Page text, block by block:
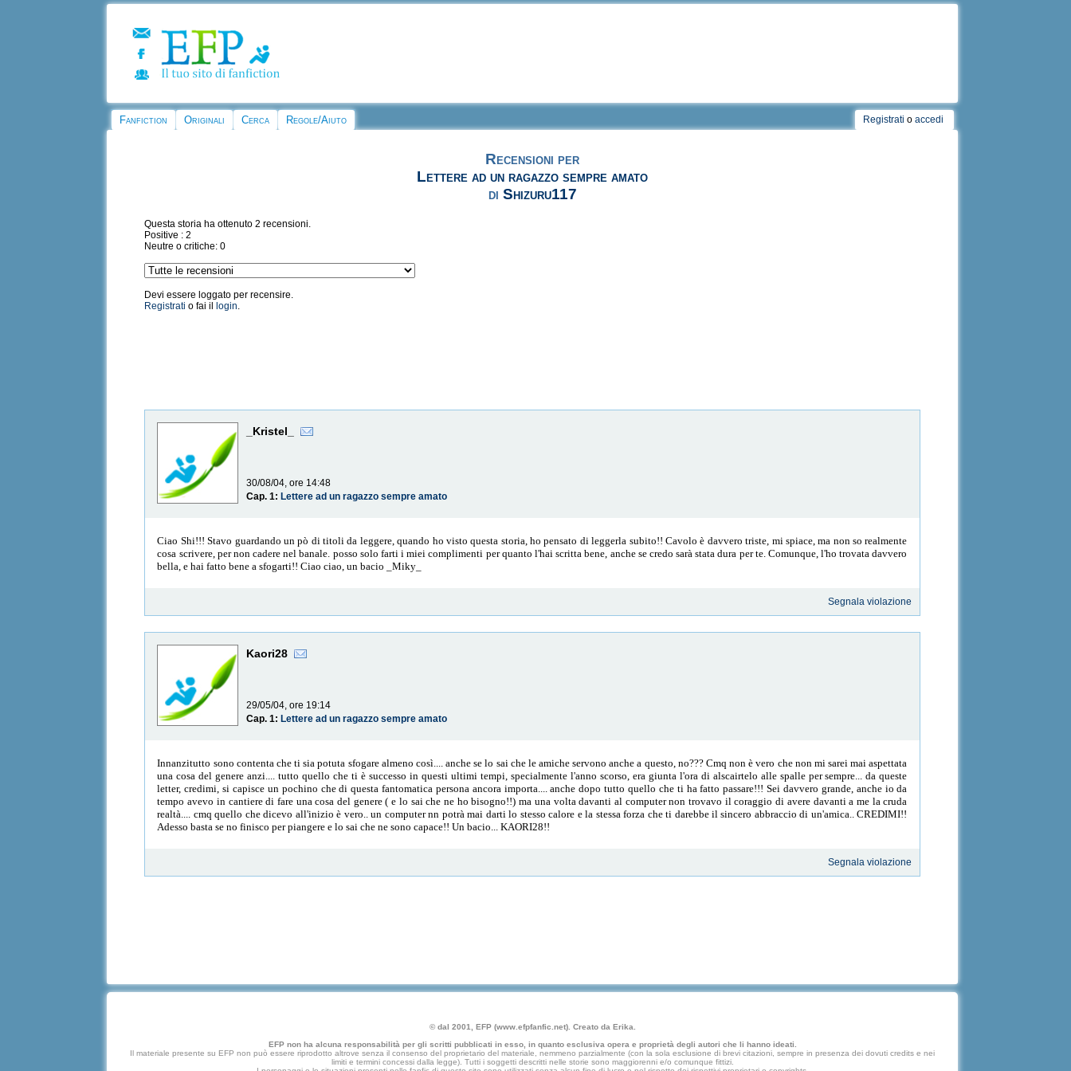
Fanfiction Originali Cerca Regole/Aiuto Registrati o accedi
Recensioni per
Lettere ad un ragazzo sempre amato
di Shizuru117
Questa storia ha ottenuto 2 recensioni.
Positive : 2
Neutre o critiche: 0
Devi essere loggato per recensire.
Registrati o fai il login.
_Kristel_
30/08/04, ore 14:48
Cap. 1: Lettere ad un ragazzo sempre amato
Ciao Shi!!! Stavo guardando un pò di titoli da leggere, quando ho visto questa storia, ho pensato di leggerla subito!! Cavolo è davvero triste, mi spiace, ma non so realmente
cosa scrivere, per non cadere nel banale. posso solo farti i miei complimenti per quanto l'hai scritta bene, anche se credo sarà stata dura per te. Comunque, l'ho trovata davvero
bella, e hai fatto bene a sfogarti!! Ciao ciao, un bacio _Miky_
Segnala violazione
Kaori28
29/05/04, ore 19:14
Cap. 1: Lettere ad un ragazzo sempre amato
Innanzitutto sono contenta che ti sia potuta sfogare almeno così.... anche se lo sai che le amiche servono anche a questo, no??? Cmq non è vero che non mi sarei mai aspettata
una cosa del genere anzi.... tutto quello che ti è successo in questi ultimi tempi, specialmente l'anno scorso, era giunta l'ora di alscairtelo alle spalle per sempre... da queste
letter, credimi, si capisce un pochino che di questa fantomatica persona ancora importa.... anche dopo tutto quello che ti ha fatto passare!!! Sei davvero grande, anche io da
tempo avevo in cantiere di fare una cosa del genere ( e lo sai che ne ho bisogno!!) ma una volta davanti al computer non trovavo il coraggio di avere davanti a me la cruda
realtà.... cmq quello che dicevo all'inizio è vero.. un computer nn potrà mai darti lo stesso calore e la stessa forza che ti darebbe il sincero abbraccio di un'amica.. CREDIMI!!
Adesso basta se no finisco per piangere e lo sai che ne sono capace!! Un bacio... KAORI28!!
Segnala violazione
© dal 2001, EFP (www.efpfanfic.net). Creato da Erika.
EFP non ha alcuna responsabilità per gli scritti pubblicati in esso, in quanto esclusiva opera e proprietà degli autori che li hanno ideati.
Il materiale presente su EFP non può essere riprodotto altrove senza il consenso del proprietario del materiale, nemmeno parzialmente (con la sola esclusione di brevi citazioni, sempre in presenza dei dovuti credits e nei
limiti e termini concessi dalla legge). Tutti i soggetti descritti nelle storie sono maggiorenni e/o comunque fittizi.